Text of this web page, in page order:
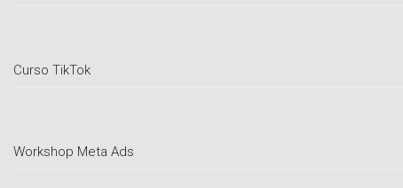
Curso TikTok
Workshop Meta Ads